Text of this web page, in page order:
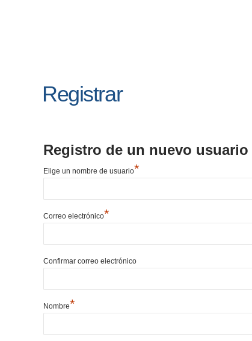
Registrar
Registro de un nuevo usuario
Elige un nombre de usuario*
Correo electrónico*
Confirmar correo electrónico
Nombre*